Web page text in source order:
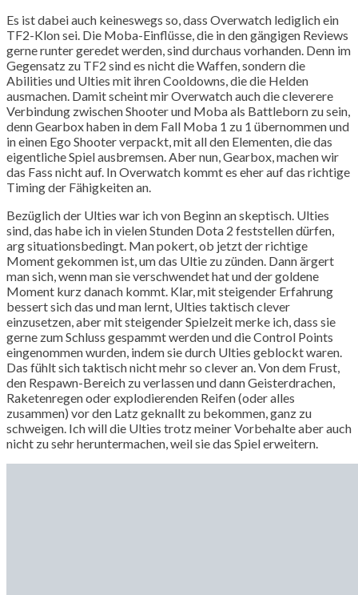
Es ist dabei auch keineswegs so, dass Overwatch lediglich ein
TF2-Klon sei. Die Moba-Einflüsse, die in den gängigen Reviews
gerne runter geredet werden, sind durchaus vorhanden. Denn im
Gegensatz zu TF2 sind es nicht die Waffen, sondern die
Abilities und Ulties mit ihren Cooldowns, die die Helden
ausmachen. Damit scheint mir Overwatch auch die cleverere
Verbindung zwischen Shooter und Moba als Battleborn zu sein,
denn Gearbox haben in dem Fall Moba 1 zu 1 übernommen und
in einen Ego Shooter verpackt, mit all den Elementen, die das
eigentliche Spiel ausbremsen. Aber nun, Gearbox, machen wir
das Fass nicht auf. In Overwatch kommt es eher auf das richtige
Timing der Fähigkeiten an.
Bezüglich der Ulties war ich von Beginn an skeptisch. Ulties
sind, das habe ich in vielen Stunden Dota 2 feststellen dürfen,
arg situationsbedingt. Man pokert, ob jetzt der richtige
Moment gekommen ist, um das Ultie zu zünden. Dann ärgert
man sich, wenn man sie verschwendet hat und der goldene
Moment kurz danach kommt. Klar, mit steigender Erfahrung
bessert sich das und man lernt, Ulties taktisch clever
einzusetzen, aber mit steigender Spielzeit merke ich, dass sie
gerne zum Schluss gespammt werden und die Control Points
eingenommen wurden, indem sie durch Ulties geblockt waren.
Das fühlt sich taktisch nicht mehr so clever an. Von dem Frust,
den Respawn-Bereich zu verlassen und dann Geisterdrachen,
Raketenregen oder explodierenden Reifen (oder alles
zusammen) vor den Latz geknallt zu bekommen, ganz zu
schweigen. Ich will die Ulties trotz meiner Vorbehalte aber auch
nicht zu sehr heruntermachen, weil sie das Spiel erweitern.